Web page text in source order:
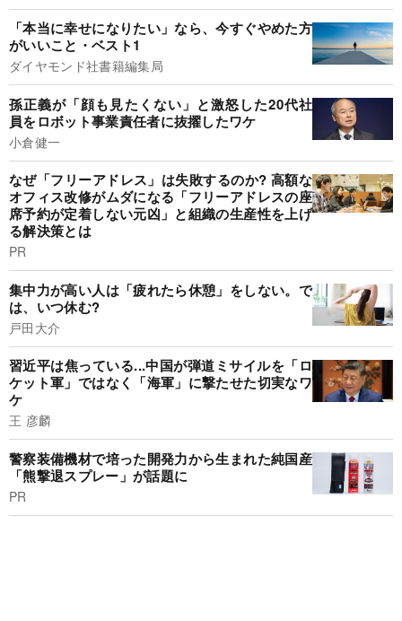
「本当に幸せになりたい」なら、今すぐやめた方
がいいこと・ベスト1
ダイヤモンド社書籍編集局
孫正義が「顔も見たくない」と激怒した20代社
員をロボット事業責任者に抜擢したワケ
小倉健一
なぜ「フリーアドレス」は失敗するのか? 高額な
オフィス改修がムダになる「フリーアドレスの座
席予約が定着しない元凶」と組織の生産性を上げ
る解決策とは
PR
集中力が高い人は「疲れたら休憩」をしない。で
は、いつ休む?
戸田大介
習近平は焦っている...中国が弾道ミサイルを「ロ
ケット軍」ではなく「海軍」に撃たせた切実なワ
ケ
王 彦麟
警察装備機材で培った開発力から生まれた純国産
「熊撃退スプレー」が話題に
PR